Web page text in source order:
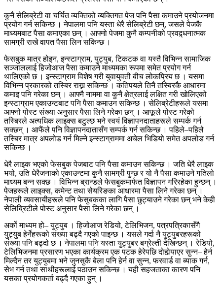
कुनै सेलिब्रेटी वा चर्चित व्यक्तिको व्यक्तिगत पेज पनि पैसा कमाउने प्रयोजनमा
प्रयोग गर्न सकिन्छ । नेपालमा पनि यस्ता धेरै सेलिब्रेटी छन्, जसले पेजकै
माध्यमबाट पैसा कमाएका छन् । आफ्नो पेजमा कुनै कम्पनीको प्रवद्र्धनात्मक
सामग्री राखे वापत पैसा लिन सकिन्छ ।
फेसबुक मात्र होइन, इन्स्टाग्राम, युट्युब, टिकटक वा यस्तै विभिन्न सामाजिक
सञ्जाललाई हिजोआज पैसा कमाउने माध्यमका रूपमा समेत प्रयोग गर्न
थालिएको छ । इन्स्टाग्राम विशेष गरी युवायुवती बीच लोकप्रिय छ । यसमा
विभिन्न प्रकारको तस्बिर राख्न सकिन्छ । कतिपयले तिनै तस्बिरकै आधारमा
कमाइ पनि गरेका छन् । आफ्नै नाममा वा कुनै क्षेत्रलाई लक्षित गरी खोलिएको
इन्स्टाग्राम एकाउन्टबाट पनि पैसा कमाउन सकिन्छ । सेलिब्रेटीहरूले यसमा
आफ्नो पोस्ट संख्या अनुसार पैसा लिने गरेका छन् । आफूले पोस्ट गरेको
तस्बिरले अत्यधिक लाइक्स बटुल्छ भने स्वयं विज्ञापनदाताहरूले सम्पर्क गर्न
सक्छन् । आफैंले पनि विज्ञापनदातासँग सम्पर्क गर्न सकिन्छ । पहिले–पहिले
तस्बिर मात्र अपलोड गर्न मिल्ने इन्स्टाग्राममा अचेल भिडियो समेत अपलोड गर्न
सकिन्छ ।
धेरै लाइक भएको फेसबुक पेजबाट पनि पैसा कमाउन सकिन्छ । जति धेरै लाइक
भयो, उति धेरैजनाको एकाउन्टमा कुनै सामग्री पुग्छ र यो नै पैसा कमाउने गतिलो
माध्यम बन्न सक्छ । विभिन्न ब्रान्डले फेसबुकमार्फत विज्ञापन गरिरहेका हुन्छन् ।
पेजहरूले लाइक्स, कमेन्ट तथा सेयरिङका आधारमा पैसा लिने गरेका छन् ।
नेपाली व्यवसायीहरूले पनि फेसुबकका लागि पैसा छुट्याउने गरेका छन् भने केही
सेलिब्रिटीले पोस्ट अनुसार पैसा लिने गरेका छन् ।
अर्को माध्यम हो– युट्युब । हिजोआज रेडियो, टेलिभिजन, पत्रपत्रिकासँगै
युट्युब हेर्नेहरूको संख्या बढ्दै गएको पाइन्छ । यसले गर्दा नै युट्युबरहरूको
संख्या पनि बढ्दो छ । नेपालमा पनि यस्ता युट्युबर बग्रेल्ती देखिन्छन् । रेडियो,
टेलिभिजनमा प्रसारण भएका कार्यक्रम एक पटक हेरेपछि दोहोर्‍याएर सुन्न– हेर्न
मिल्दैन तर युट्युबमा भने जुनसुकै बेला पनि हेर्न वा सुन्न, फरवार्ड वा ब्याक गर्न,
सेभ गर्न तथा साथीहरूलाई पठाउन सकिन्छ । यही सहजताका कारण पनि
यसका प्रयोगकर्ता बढ्दै गएका हुन् ।